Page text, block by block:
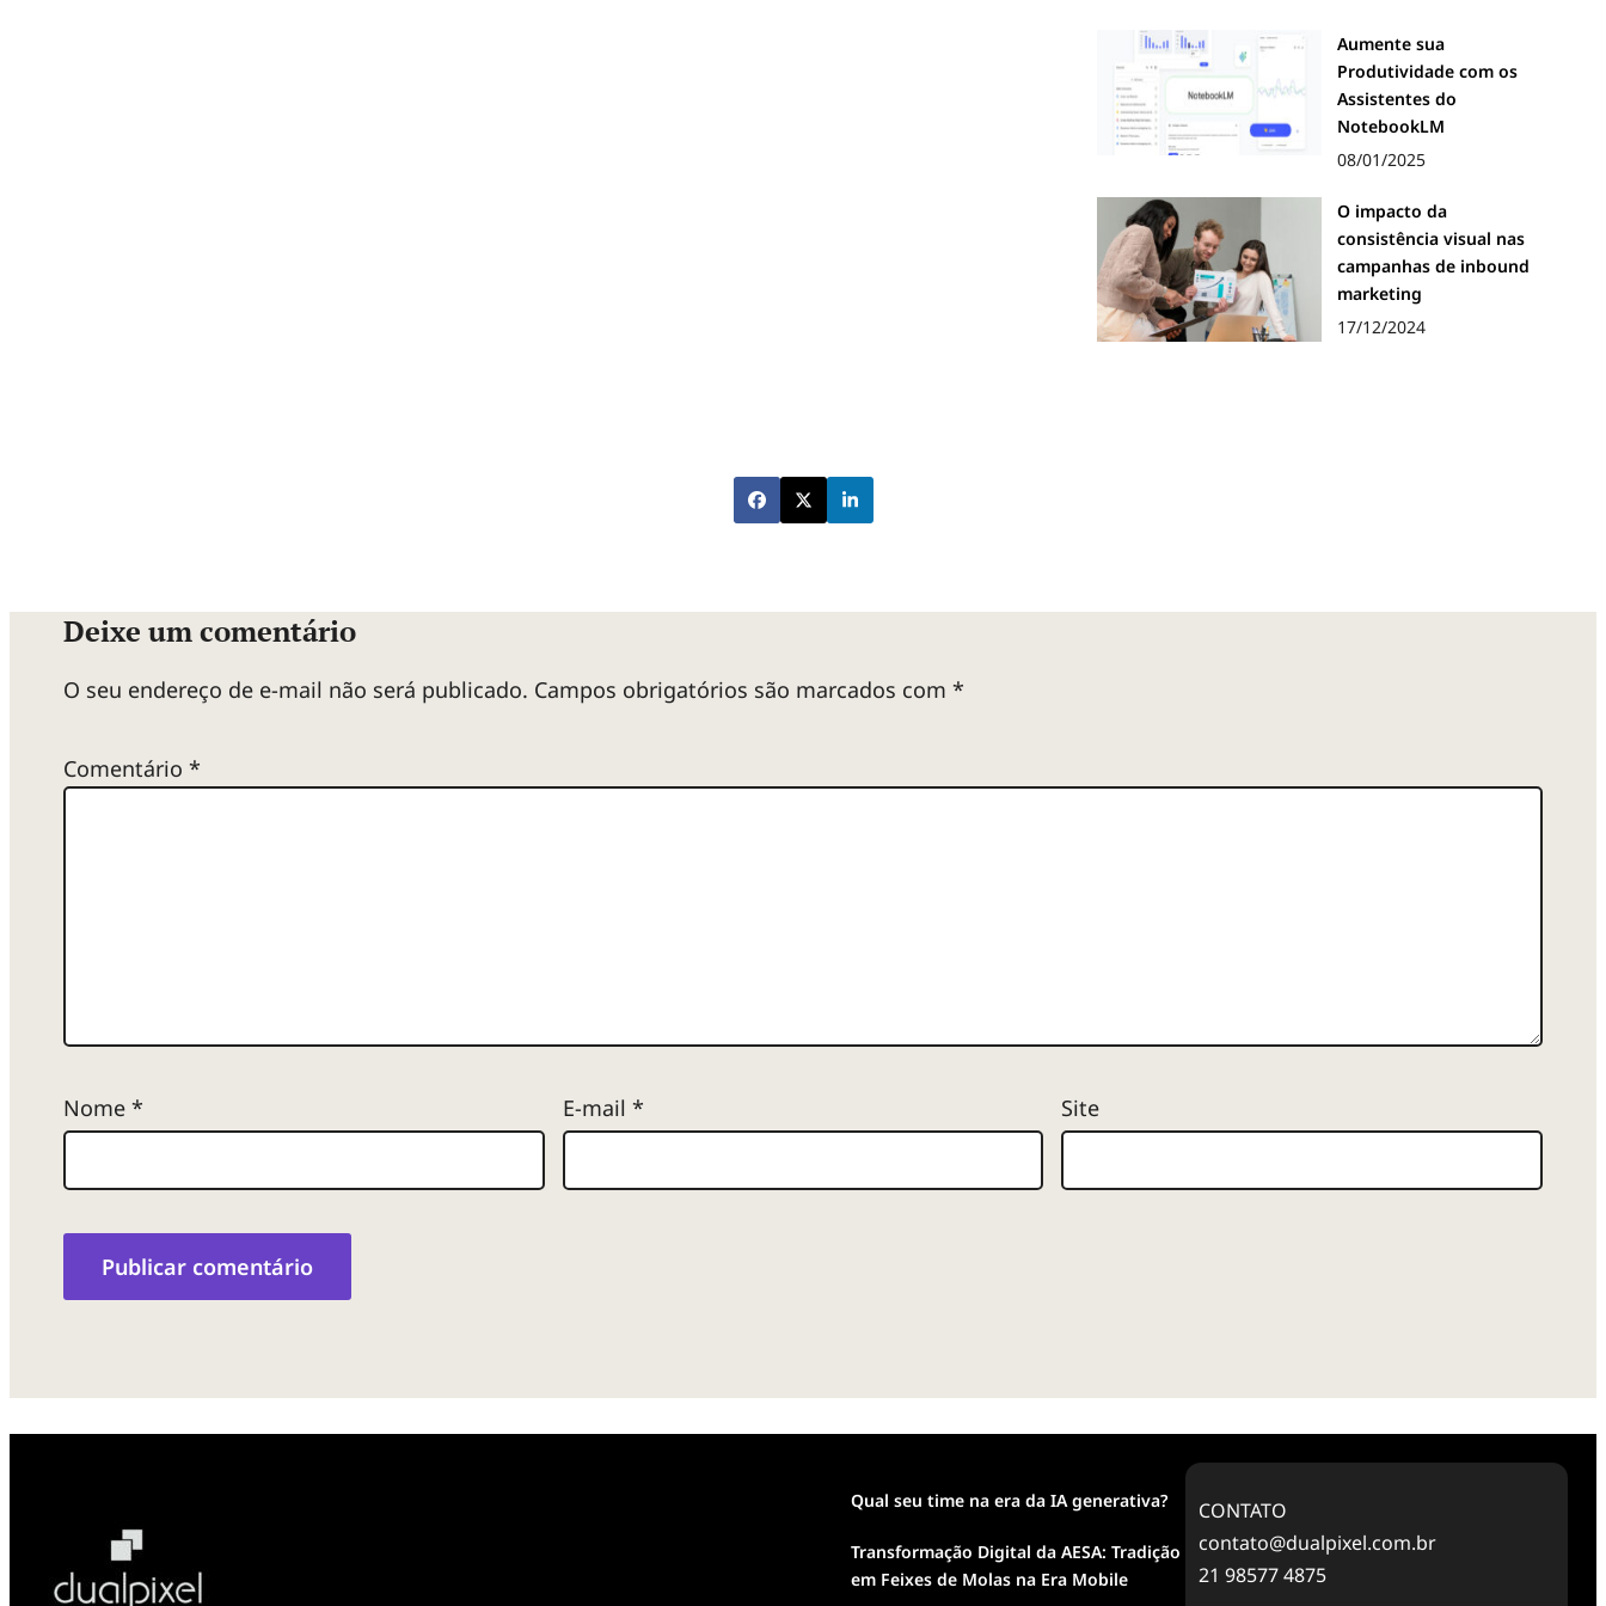
Aumente sua
Produtividade com os
Assistentes do
NotebookLM
08/01/2025
O impacto da
consistência visual nas
campanhas de inbound
marketing
17/12/2024
Deixe um comentário
O seu endereço de e-mail não será publicado. Campos obrigatórios são marcados com *
Comentário *
Nome * E-mail * Site
Qual seu time na era da IA generativa?
Transformação Digital da AESA: Tradição
em Feixes de Molas na Era Mobile
CONTATO
contato@dualpixel.com.br
21 98577 4875